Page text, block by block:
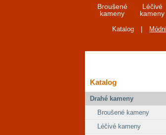
Broušené
kameny
Léčivé
kameny
Katalog
Katalog
Drahé kameny
Broušené kameny
Léčivé kameny